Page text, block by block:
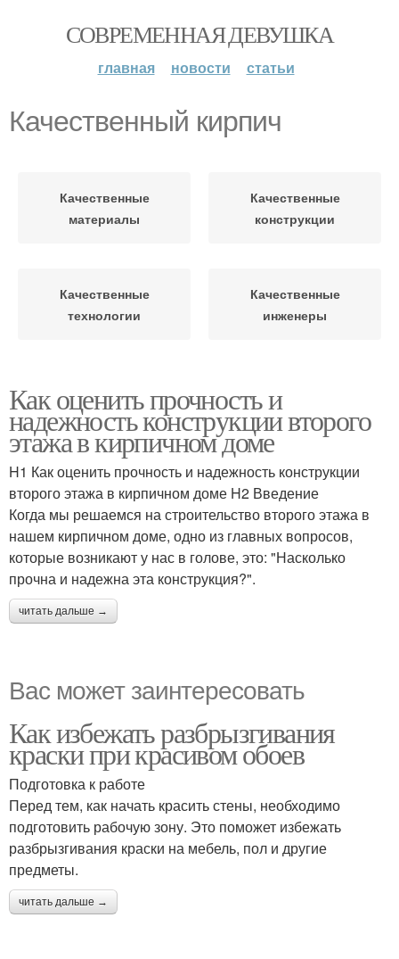
СОВРЕМЕННАЯ ДЕВУШКА
главная новости статьи
Качественный кирпич
Качественные
материалы
Качественные
конструкции
Качественные
технологии
Качественные
инженеры
Как оценить прочность и
надежность конструкции второго
этажа в кирпичном доме
H1 Как оценить прочность и надежность конструкции
второго этажа в кирпичном доме H2 Введение
Когда мы решаемся на строительство второго этажа в
нашем кирпичном доме, одно из главных вопросов,
которые возникают у нас в голове, это: "Насколько
прочна и надежна эта конструкция?".
читать дальше →
Вас может заинтересовать
Как избежать разбрызгивания
краски при красивом обоев
Подготовка к работе
Перед тем, как начать красить стены, необходимо
подготовить рабочую зону. Это поможет избежать
разбрызгивания краски на мебель, пол и другие
предметы.
читать дальше →